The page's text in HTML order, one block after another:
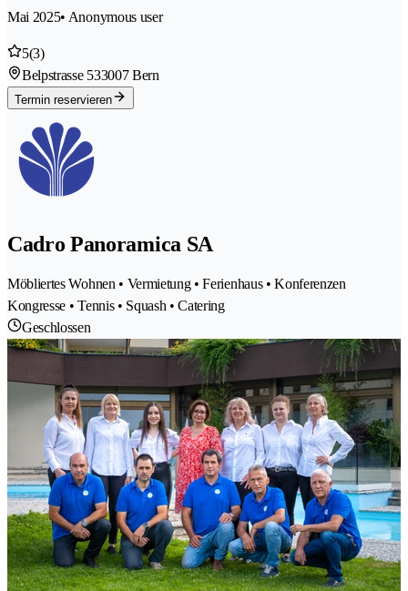
Mai 2025• Anonymous user
5(3)
Belpstrasse 533007 Bern
Termin reservieren
Cadro Panoramica SA
Möbliertes Wohnen • Vermietung • Ferienhaus • Konferenzen
Kongresse • Tennis • Squash • Catering
Geschlossen